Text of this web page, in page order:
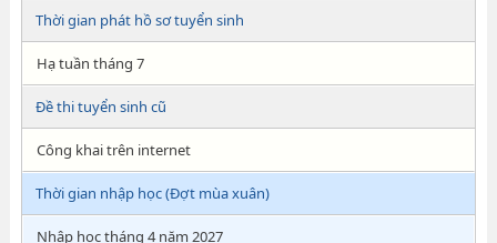
Thời gian phát hồ sơ tuyển sinh
Hạ tuần tháng 7
Đề thi tuyển sinh cũ
Công khai trên internet
Thời gian nhập học (Đợt mùa xuân)
Nhập học tháng 4 năm 2027